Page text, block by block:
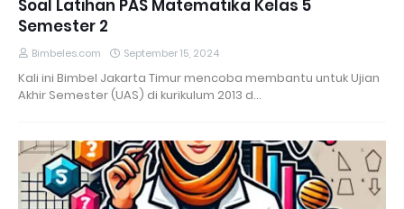
Soal Latihan PAS Matematika Kelas 5
Semester 2
Bimbeles.com September 15, 2024
Kali ini Bimbel Jakarta Timur mencoba membantu untuk Ujian
Akhir Semester (UAS) di kurikulum 2013 d…